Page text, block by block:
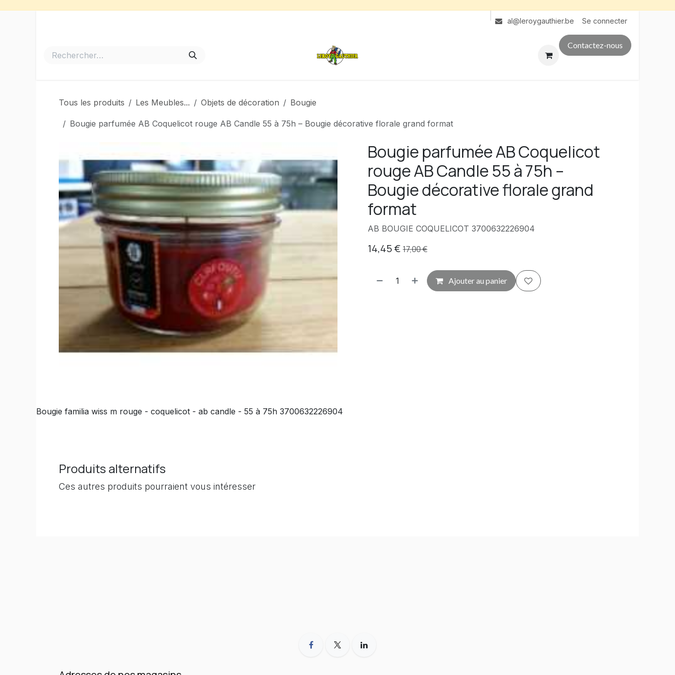
al@leroygauthier.be Se connecter
Contactez-nous
Tous les produits Les Meubles... Objets de décoration Bougie
Bougie parfumée AB Coquelicot rouge AB Candle 55 à 75h – Bougie décorative florale grand format
Bougie parfumée AB Coquelicot
rouge AB Candle 55 à 75h –
Bougie décorative florale grand
format
AB BOUGIE COQUELICOT 3700632226904
14,45€ 17,00€
Ajouter au panier
Bougie familia wiss m rouge - coquelicot - ab candle - 55 à 75h 3700632226904
Produits alternatifs
Ces autres produits pourraient vous intéresser